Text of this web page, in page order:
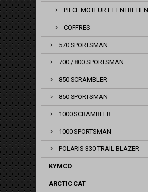
PIECE MOTEUR ET ENTRETIEN
COFFRES
570 SPORTSMAN
700 / 800 SPORTSMAN
850 SCRAMBLER
850 SPORTSMAN
1000 SCRAMBLER
1000 SPORTSMAN
POLARIS 330 TRAIL BLAZER
KYMCO
ARCTIC CAT